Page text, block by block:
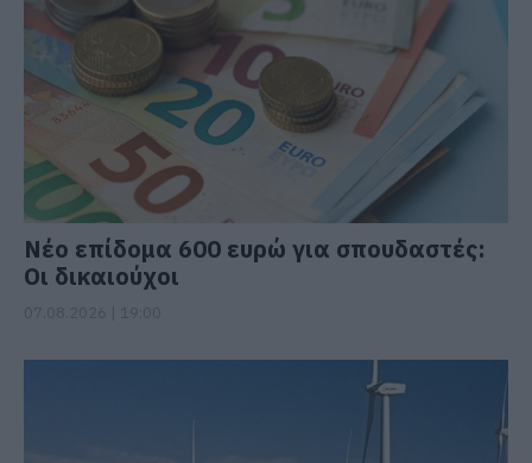
Νέο επίδομα 600 ευρώ για σπουδαστές:
Οι δικαιούχοι